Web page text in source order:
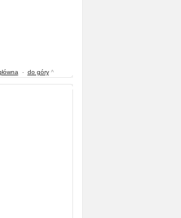
- do góry^